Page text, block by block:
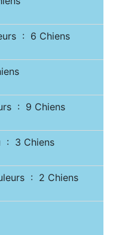
: 6 Chiens
: 9 Chiens
: 3 Chiens
: 2 Chiens